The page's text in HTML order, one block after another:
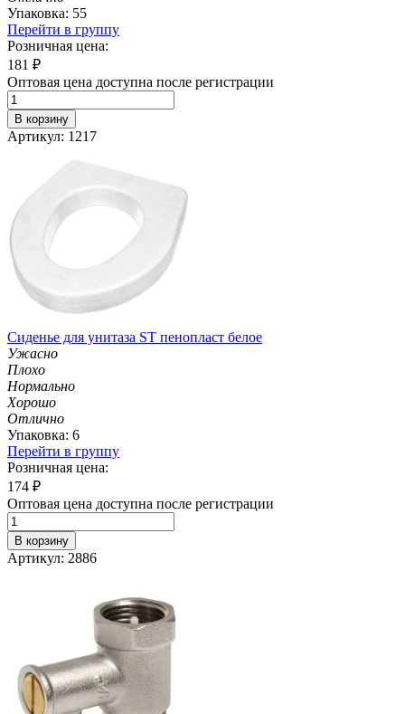
Упаковка: 55
Перейти в группу
Розничная цена:
181 ₽
Оптовая цена доступна после регистрации
В корзину
Артикул: 1217
Сиденье для унитаза ST пенопласт белое
Ужасно
Плохо
Нормально
Хорошо
Отлично
Упаковка: 6
Перейти в группу
Розничная цена:
174 ₽
Оптовая цена доступна после регистрации
В корзину
Артикул: 2886